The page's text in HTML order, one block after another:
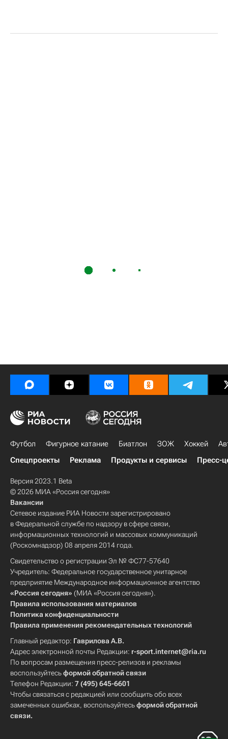
Футбол Фигурное катание Биатлон ЗОЖ Хоккей
Спецпроекты
Реклама Продукты и сервисы Пресс-
Версия 2023.1 Beta
© 2026 МИА «Россия сегодня»
Вакансии
Сетевое издание РИА Новости зарегистрировано
в Федеральной службе по надзору в сфере связи,
информационных технологий и массовых коммуникаций
(Роскомнадзор) 08 апреля 2014 года.
Свидетельство о регистрации Эл № ФС77-57640
Учредитель: Федеральное государственное унитарное
предприятие Международное информационное агентство
«Россия сегодня» (МИА «Россия сегодня»).
Правила использования материалов
Политика конфиденциальности
Правила применения рекомендательных технологий
Главный редактор: Гаврилова А.В.
Адрес электронной почты Редакции: r-sport.internet@ria.ru
По вопросам размещения пресс-релизов и рекламы
воспользуйтесьформой обратной связи
Телефон Редакции: 7 (495) 645-6601
Чтобы связаться с редакцией или сообщить обо всех
замеченных ошибках, воспользуйтесьформой обратной
связи.